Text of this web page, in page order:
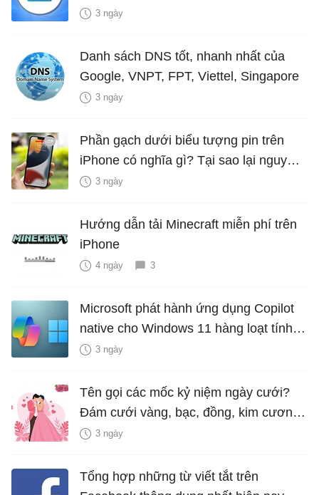
3 ngày
Danh sách DNS tốt, nhanh nhất của
Google, VNPT, FPT, Viettel, Singapore
3 ngày
Phần gạch dưới biểu tượng pin trên
iPhone có nghĩa gì? Tại sao lại nguy
hiểm?
3 ngày
Hướng dẫn tải Minecraft miễn phí trên
iPhone
4 ngày 3
Microsoft phát hành ứng dụng Copilot
native cho Windows 11 hàng loạt tính
năng mới Hữu Ích
3 ngày
Tên gọi các mốc kỷ niệm ngày cưới?
Đám cưới vàng, bạc, đồng, kim cương
là bao nhiêu năm?
3 ngày
Tổng hợp những từ viết tắt trên